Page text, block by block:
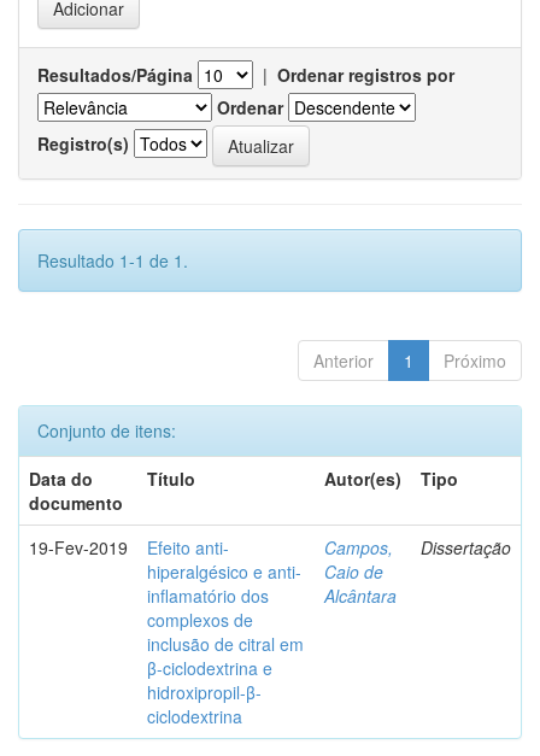
Resultados/Página | Ordenar registros por
Ordenar
Registro(s)
Resultado 1-1 de 1.
Anterior 1 Próximo
Conjunto de itens:
Data do
documento
Título Autor(es) Tipo
19-Fev-2019
Efeito anti-
hiperalgésico e anti-
inflamatório dos
complexos de
inclusão de citral em
β-ciclodextrina e
hidroxipropil-β-
ciclodextrina
Campos,
Caio de
Alcântara
Dissertação